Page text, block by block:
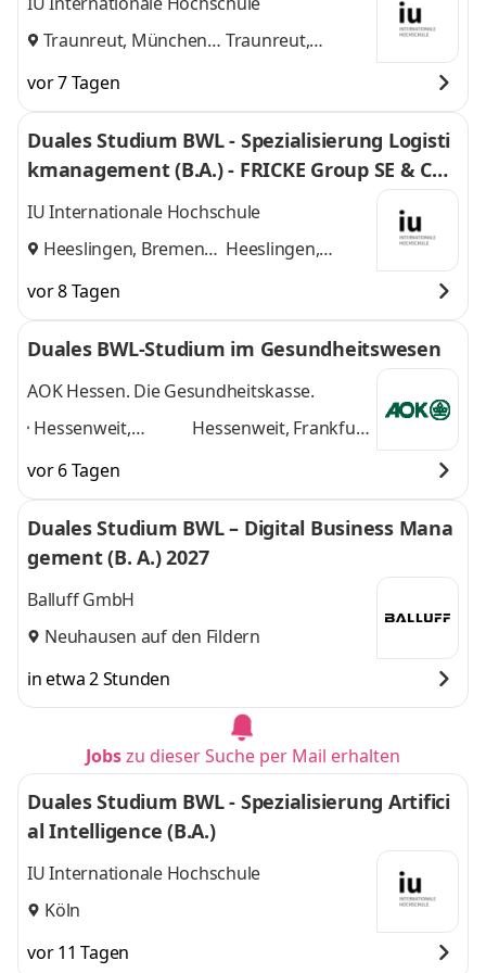
Traunreut, München
Traunreut,
vor 7 Tagen
Duales Studium BWL - Spezialisierung Logisti
kmanagement (B.A.) - FRICKE Group SE & Co.
KG
IU Internationale Hochschule
Heeslingen, Bremen
Heeslingen,
vor 8 Tagen
Duales BWL-Studium im Gesundheitswesen
AOK Hessen. Die Gesundheitskasse.
Hessenweit,
Darmstadt, Kassel,
Gießen, Dieburg,
Hanau, Wiesbaden,
Marburg,
Hessenweit, Frankfurt
Dieburg, Hanau,
Wiesbaden, Marburg
und 6 weitere
vor 6 Tagen
Duales Studium BWL – Digital Business Mana
gement (B. A.) 2027
Balluff GmbH
Neuhausen auf den Fildern
in etwa 2 Stunden
Jobszu dieser Suche per Mail erhalten
Duales Studium BWL - Spezialisierung Artifici
al Intelligence (B.A.)
IU Internationale Hochschule
Köln
vor 11 Tagen